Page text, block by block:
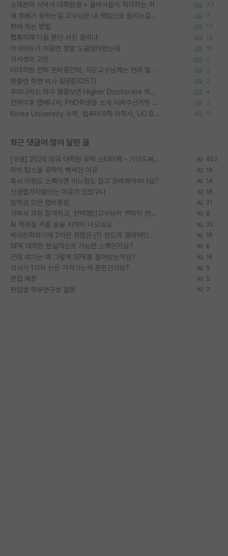
소재분야 석박사 대학원생 + 물박사들이 착각하는 거 77
왜 후배가 못하는걸 교수님은 내 책임으로 돌리는걸까요? 7
편애 하는 방법 17
랩홈피에 다들 본인 사진 올리냐 13
이사이트가 처음엔 정말 도움많이됐는데 16
석사생의 고민 2
타대학원 컨텍 준비중인데, 지도교수님께는 언제 말씀드려야 할까요? 2
정출연 학연 박사 질문(DGIST) 2
우리나라도 학구 열풍보면 Higher Doctorate 학위가 필요하다고 봅니다. 4
컨택이후 랩매니저, PhD학생들 소개 시켜주신거면 거의 컨펌에 가깝나요? 2
Korea University 수학, 컴퓨터과학 이학사, UC Berkeley 산업공학 대학원 공학박사가 되는 것은 쉽지 않겠죠? 11
최근 댓글이 많이 달린 글
[무료] 2026 미국 대학원 유학 스타터팩 - 가이드북 & 합격자 컨택메일 템플릿 652
미박 탑스쿨 유학이 빡세진 이유 19
혹시 이정도 스펙이면 어느정도 잡고 준비해야하나요? 14
신생랩가지말라는 이유가 있었구나 18
장학금 모은 랩비통장 21
석박사 과정 합격하고, 컨택했던교수님이 연락이 안됩니다... 8
AI 학회들 거품 슬슬 지적이 나오네요 32
박사진학하기에 2억은 괜찮은 (?) 정도의 경제력인가요 16
SPK 대학원 현실적으로 가능한 스펙인가요? 6
근데 여기는 왜 그렇게 SPK를 물어보는거임? 16
석사가 1저자 논문 가져가는게 흔한건가요? 5
면접 복장 5
편입생 학부연구생 질문 7